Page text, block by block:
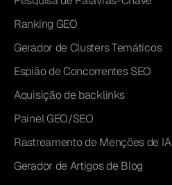
Ranking GEO
Gerador de Clusters Temáticos
Espião de Concorrentes SEO
Aquisição de backlinks
Painel GEO/SEO
Rastreamento de Menções de IA
Gerador de Artigos de Blog